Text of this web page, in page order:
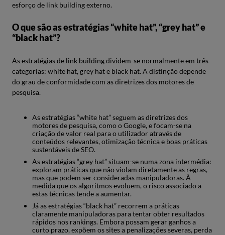
esforço de link building externo.
O que são as estratégias “white hat”, “grey hat” e
“black hat”?
As estratégias de link building dividem-se normalmente em três
categorias: white hat, grey hat e black hat. A distinção depende
do grau de conformidade com as diretrizes dos motores de
pesquisa.
As estratégias “white hat” seguem as diretrizes dos
motores de pesquisa, como o Google, e focam-se na
criação de valor real para o utilizador através de
conteúdos relevantes, otimização técnica e boas práticas
sustentáveis de SEO.
As estratégias “grey hat” situam-se numa zona intermédia:
exploram práticas que não violam diretamente as regras,
mas que podem ser consideradas manipuladoras. À
medida que os algoritmos evoluem, o risco associado a
estas técnicas tende a aumentar.
Já as estratégias “black hat” recorrem a práticas
claramente manipuladoras para tentar obter resultados
rápidos nos rankings. Embora possam gerar ganhos a
curto prazo, expõem os sites a penalizações severas, perda